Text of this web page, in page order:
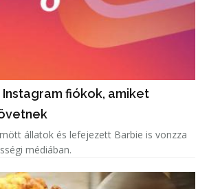
fiókok, amiket
állatok és lefejezett Barbie is vonzza
médiában.